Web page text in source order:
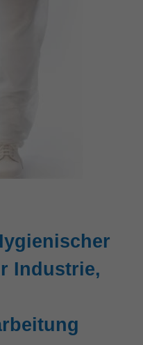
Industrie,